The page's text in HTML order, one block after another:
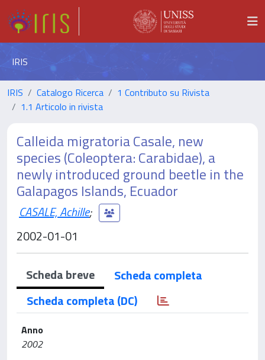
IRIS
IRIS Catalogo Ricerca
1 Contributo su Rivista
1.1 Articolo in rivista
Calleida migratoria Casale, new
species (Coleoptera: Carabidae), a
newly introduced ground beetle in the
Galapagos Islands, Ecuador
CASALE, Achille;
2002-01-01
Scheda breve
Scheda completa
Scheda completa (DC)
Anno
2002